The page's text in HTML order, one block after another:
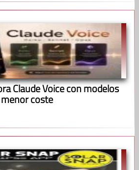
Claude Voice con modelos
coste